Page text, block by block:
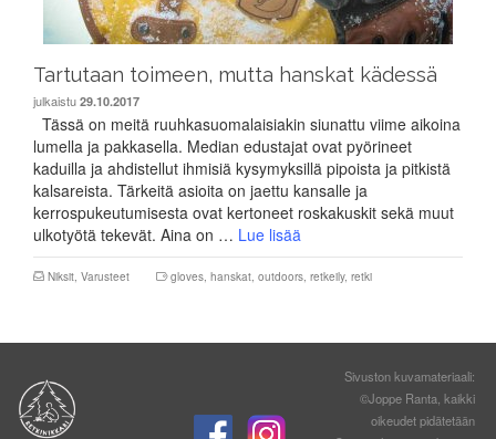
Tartutaan toimeen, mutta hanskat kädessä
julkaistu 29.10.2017
Tässä on meitä ruuhkasuomalaisiakin siunattu viime aikoina
lumella ja pakkasella. Median edustajat ovat pyörineet
kaduilla ja ahdistellut ihmisiä kysymyksillä pipoista ja pitkistä
kalsareista. Tärkeitä asioita on jaettu kansalle ja
kerrospukeutumisesta ovat kertoneet roskakuskit sekä muut
ulkotyötä tekevät. Aina on … Lue lisää
Niksit, Varusteet gloves, hanskat, outdoors, retkeily, retki
Sivuston kuvamateriaali:
©Joppe Ranta, kaikki
oikeudet pidätetään